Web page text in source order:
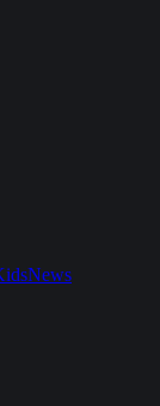
News